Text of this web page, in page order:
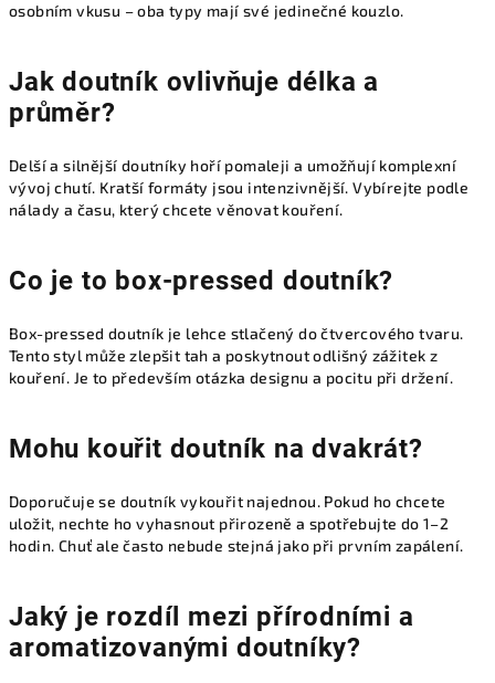
osobním vkusu – oba typy mají své jedinečné kouzlo.
Jak doutník ovlivňuje délka a
průměr?
Delší a silnější doutníky hoří pomaleji a umožňují komplexní
vývoj chutí. Kratší formáty jsou intenzivnější. Vybírejte podle
nálady a času, který chcete věnovat kouření.
Co je to box-pressed doutník?
Box-pressed doutník je lehce stlačený do čtvercového tvaru.
Tento styl může zlepšit tah a poskytnout odlišný zážitek z
kouření. Je to především otázka designu a pocitu při držení.
Mohu kouřit doutník na dvakrát?
Doporučuje se doutník vykouřit najednou. Pokud ho chcete
uložit, nechte ho vyhasnout přirozeně a spotřebujte do 1–2
hodin. Chuť ale často nebude stejná jako při prvním zapálení.
Jaký je rozdíl mezi přírodními a
aromatizovanými doutníky?